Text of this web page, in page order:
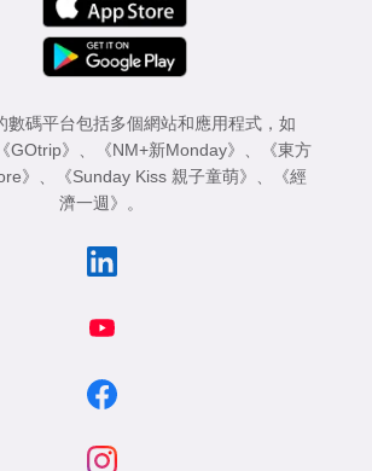
數碼平台包括多個網站和應用程式，如
《GOtrip》 《NM+新Monday》
《東方
》 《Sunday Kiss 親子童萌》
《經
濟一週》
。